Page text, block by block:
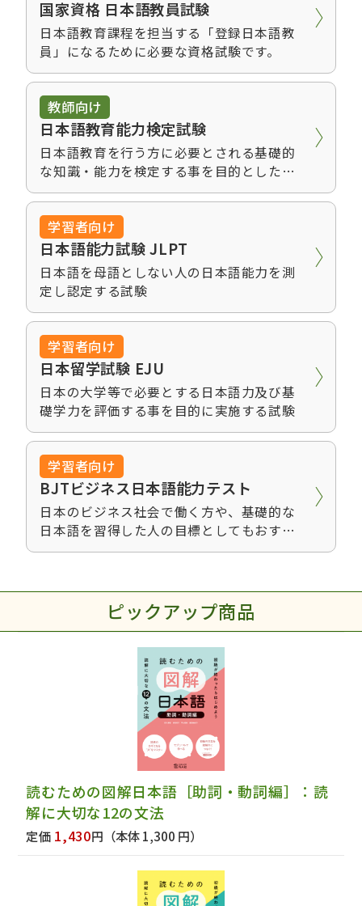
初級者の間違いから学ぶ 日本語
文法を教えるためのポイント30
2420円（税込）
初級日本語文法と教え方のポイン
ト
2200円（税込）
日本語能力試験公式問題集 N2
770円（税込）
みんなの日本語初級Ⅱ第２版 教
え方の手引き
3080円（税込）
日本語擬態語辞典
770円（税込）
日本語能力試験公式問題集 N4
770円（税込）
まるごと 日本のことばと文化
初中級 【A2/B1】
3080円（税込）
770円（税込）
日本語能力試験公式問題集 N3
770円（税込）
コミュニケーション能力を伸ばす
授業づくり 日本語教師のための
語用論的指導の手引き
1540円（税込）
まるごと 日本のことばと文化
3960円（税込）
国家資格 日本語教員試験
日本語教育課程を担当する「登録日本語教
員」になるために必要な資格試験です。
教師向け
日本語教育能力検定試験
日本語教育を行う方に必要とされる基礎的
な知識・能力を検定する事を目的とした試
験
学習者向け
日本語能力試験 JLPT
日本語を母語としない人の日本語能力を測
定し認定する試験
学習者向け
日本留学試験 EJU
日本の大学等で必要とする日本語力及び基
礎学力を評価する事を目的に実施する試験
学習者向け
BJTビジネス日本語能力テスト
日本のビジネス社会で働く方や、基礎的な
日本語を習得した人の目標としてもおすす
めです。
ピックアップ商品
読むための図解日本語［助詞・動詞編］：読
解に大切な12の文法
定価 1,430円 （本体 1,300 円）